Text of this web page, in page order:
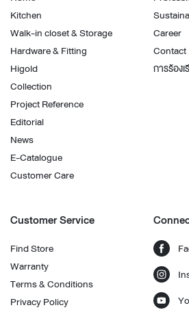
Kitchen
Walk-in closet & Storage
Hardware & Fitting
Higold
Collection
Project Reference
Editorial
News
E-Catalogue
Customer Care
Career
Contact
การร้องเ
Customer Service
Find Store
Warranty
Terms & Conditions
Privacy Policy